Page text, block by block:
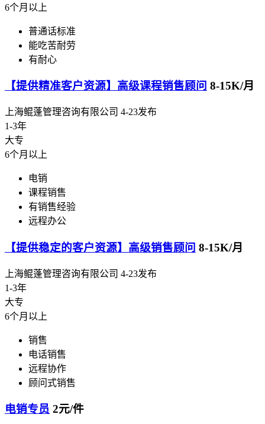
6个月以上
普通话标准
能吃苦耐劳
有耐心
【提供精准客户资源】高级课程销售顾问 8-15K/月
上海鲲蓬管理咨询有限公司 4-23发布
1-3年
大专
6个月以上
电销
课程销售
有销售经验
远程办公
【提供稳定的客户资源】高级销售顾问 8-15K/月
上海鲲蓬管理咨询有限公司 4-23发布
1-3年
大专
6个月以上
销售
电话销售
远程协作
顾问式销售
电销专员 2元/件